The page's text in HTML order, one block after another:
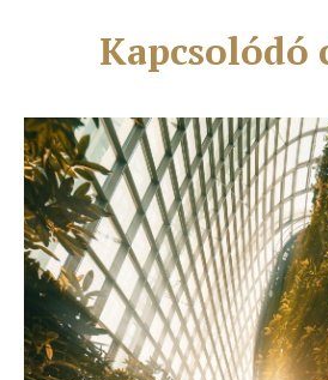
Kapcsolódó